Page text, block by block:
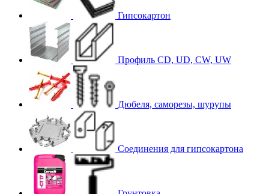
Гипсокартон
Профиль CD, UD, CW, UW
Дюбеля, саморезы, шурупы
Соединения для гипcокартона